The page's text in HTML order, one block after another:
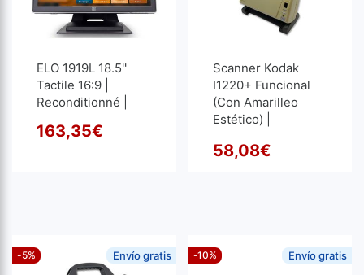
ELO 1919L 18.5''
Tactile 16:9 |
Reconditionné |
Le prix initial était :
163,35€
Le prix actuel est :
Scanner Kodak
I1220+ Funcional
(con Amarilleo
Estético) |
58,08€
-5% Envío gratis -10% Envío gratis